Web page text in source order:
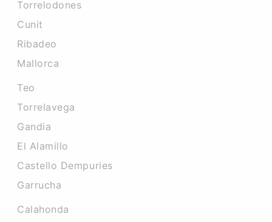
Torrelodones
Cunit
Ribadeo
Mallorca
Teo
Torrelavega
Gandia
El Alamillo
Castello Dempuries
Garrucha
Calahonda